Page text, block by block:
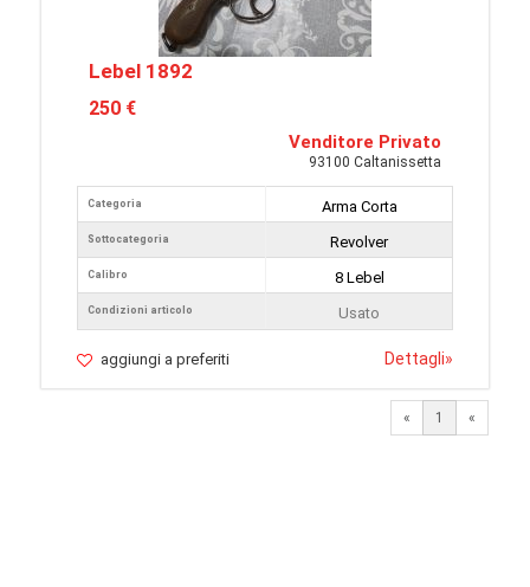
Lebel 1892
250 €
Venditore Privato
93100 Caltanissetta
Categoria
Sottocategoria
Calibro
Condizioni articolo
Arma Corta
Revolver
8 Lebel
Usato
aggiungi a preferiti Dettagli»
« 1 «